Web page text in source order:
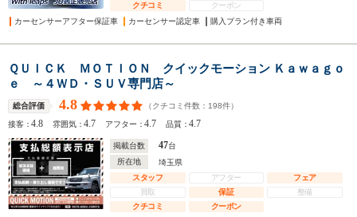
クチコミ
クーポン
カーセンサーアフター保証車
カーセンサー認定車 購入プラン付き車両
ＱＵＩＣＫ ＭＯＴＩＯＮ クイックモーション Ｋａｗａｇｏ
ｅ ～４ＷＤ・ＳＵＶ専門店～
総合評価 4.8 （クチコミ件数： 198件）
接客：4.8 雰囲気：4.7 アフター：4.7 品質：4.7
掲載台数 47台
所在地
埼玉県
スタッフ
アフター
フェア
買取
保証
整備
クチコミ
クーポン